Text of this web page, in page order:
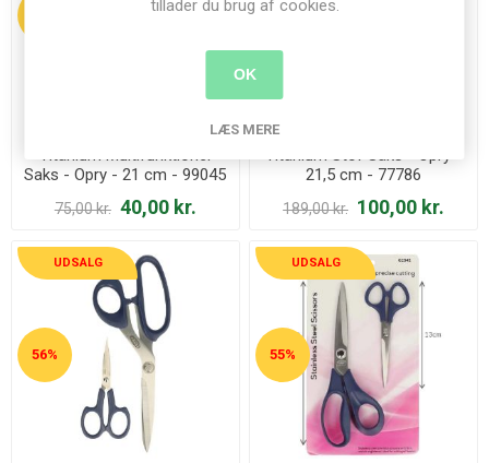
Titanium Multifunktionel
Saks - Opry - 21 cm - 99045
75,00 kr. 40,00 kr.
47%
Titanium Stof Saks - Opry -
21,5 cm - 77786
189,00 kr. 100,00 kr.
UDSALG
56%
UDSALG
55%
tillader du brug af cookies.
OK
LÆS MERE